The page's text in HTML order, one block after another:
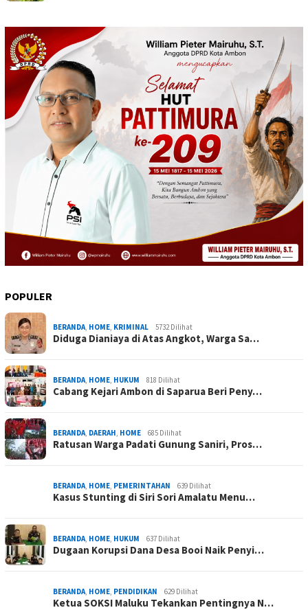
POPULER
BERANDA HOME KRIMINAL 5732 Dilihat
Diduga Dianiaya di Atas Angkot, Warga Sa…
BERANDA HOME HUKUM 818 Dilihat
Cabang Kejari Ambon di Saparua Beri Peny…
BERANDA DAERAH HOME 685 Dilihat
Ratusan Warga Padati Gunung Saniri, Pros…
BERANDA HOME PEMERINTAHAN 639 Dilihat
Kasus Stunting di Siri Sori Amalatu Menu…
BERANDA HOME HUKUM 637 Dilihat
Dugaan Korupsi Dana Desa Booi Naik Penyi…
BERANDA HOME PENDIDIKAN 629 Dilihat
Ketua SOKSI Maluku Tekankan Pentingnya N…